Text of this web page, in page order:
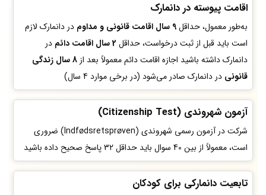
اقامت پیوسته در دانمارک
به‌طور معمول، حداقل9 سال اقامت قانونی و مداوم
در دانمارک لازم
است باید قبل از ثبت درخواست، حداقل 2 سال اقامت دائم
در
دانمارک داشته باشید اجازه اقامت دائم معمولاً بعد از
8 سال زندگی
قانونی در دانمارک صادر می‌شود (در برخی موارد 4 سال)
آزمون شهروندی (Citizenship Test)
شرکت در آزمون رسمی شهروندی (Indfødsretsprøven) ضروری
است، معمولاً از بین 40 سوال باید حداقل 32 پاسخ صحیح داده باشید
تابعیت دانمارکی برای کودکان